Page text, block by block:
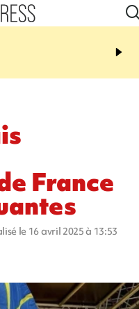
07:00
Un vendredi
France
le 16 avril 2025 à 13:53